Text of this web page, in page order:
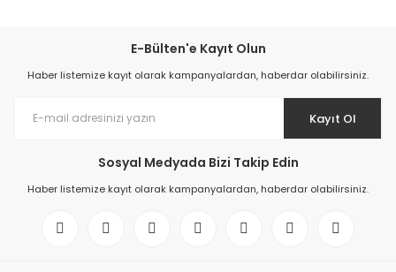
E-Bülten'e Kayıt Olun
Haber listemize kayıt olarak kampanyalardan, haberdar olabilirsiniz.
Kayıt Ol
Sosyal Medyada Bizi Takip Edin
Haber listemize kayıt olarak kampanyalardan, haberdar olabilirsiniz.